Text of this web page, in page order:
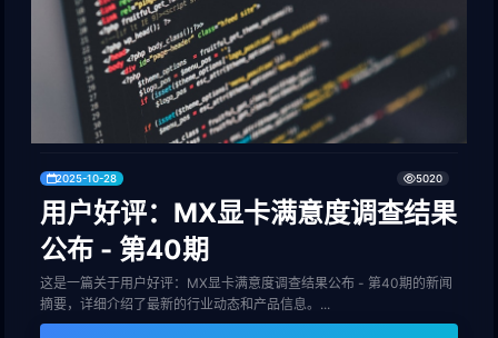
2025-10-28 5020
用户好评：MX显卡满意度调查结果
公布 - 第40期
这是一篇关于用户好评：MX显卡满意度调查结果公布 - 第40期的新闻
摘要，详细介绍了最新的行业动态和产品信息。...